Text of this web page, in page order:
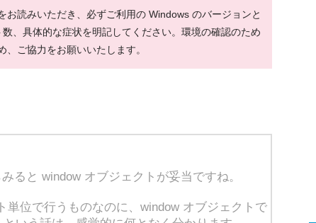
お読みいただき、必ずご利用の Windows のバージョンと
、具体的な症状を明記してください。環境の確認のため
ご協力をお願いいたします。